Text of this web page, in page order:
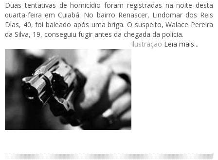
Duas tentativas de homicídio foram registradas na noite desta
quarta-feira em Cuiabá. No bairro Renascer, Lindomar dos Reis
Dias, 40, foi baleado após uma briga. O suspeito, Walace Pereira
da Silva, 19, conseguiu fugir antes da chegada da polícia.
Leia mais...
Ilustração